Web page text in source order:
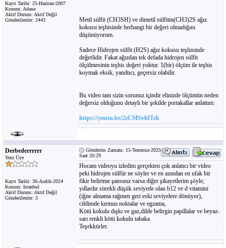
Kayıt Tarihi: 25-Haziran-2007
Konum: Adana
Aktif Durum: Aktif Değil
Gönderilenler: 2443
Metil sülfit (CH3SH) ve dimetil sülfitin(CH3)2S ağız
kokusu teşhisinde herhangi bir değeri olmadığını
düşünüyorum.
Sadece Hidrojen sülfit (H2S) ağız kokusu teşhisinde
değerlidir. Fakat ağızdan tek defada hidrojen sülfit
ölçülmesinin teşhis değeri yoktur. 1(bir) ölçüm ile teşhis
koymak eksik, yanıltıcı, geçersiz olabilir.
Bu video tam sizin sorunuz içindir elinizde ölçümün neden
değersiz olduğunu detaylı bir şekilde portakallar anlattım:
https://youtu.be/2zCMSt4dTek
Derbederrrrrr
Yeni Üye
Kayıt Tarihi: 30-Aralik-2024
Konum: Istanbul
Aktif Durum: Aktif Değil
Gönderilenler: 3
Gönderim Zamanı: 15-Temmuz-2025
Saat 20:29
Hocam videoyu izledim gerçekten çok anlatıcı bir video
peki hidrojen sülfür ne söyler ve en azından en ufak bir
fikir belirtme şansınız varsa diğer şikayetlerim şöyle;
yıllardır sürekli düşük seviyede olan b12 ve d vitamini
(iğne almama rağmen geri eski seviyelere dönüyor),
cildimde kırmızı noktalar ve egzama,
Kötü kokulu dışkı ve gaz,dilde belirgin papillalar ve beyaz-
sarı renkli kötü kokulu tabaka
Teşekkürler.